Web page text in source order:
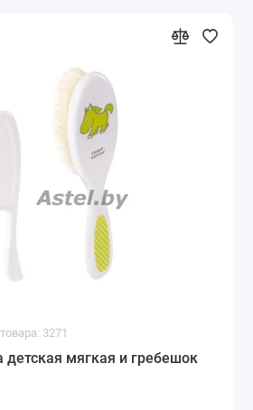
3271
детская мягкая и гребешок